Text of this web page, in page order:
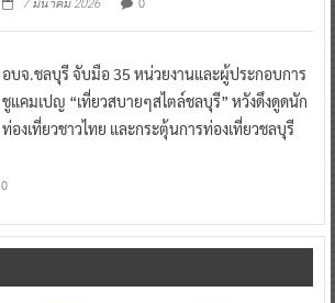
7 มีนาคม 2026
อบจ.ชลบุรี จับมือ 35 หน่วยงานและผู้ประกอบการ
ชูแคมเปญ “เที่ยวสบายๆสไตล์ชลบุรี” หวังดึงดูดนัก
ท่องเที่ยวชาวไทย และกระตุ้นการท่องเที่ยวชลบุรี
0